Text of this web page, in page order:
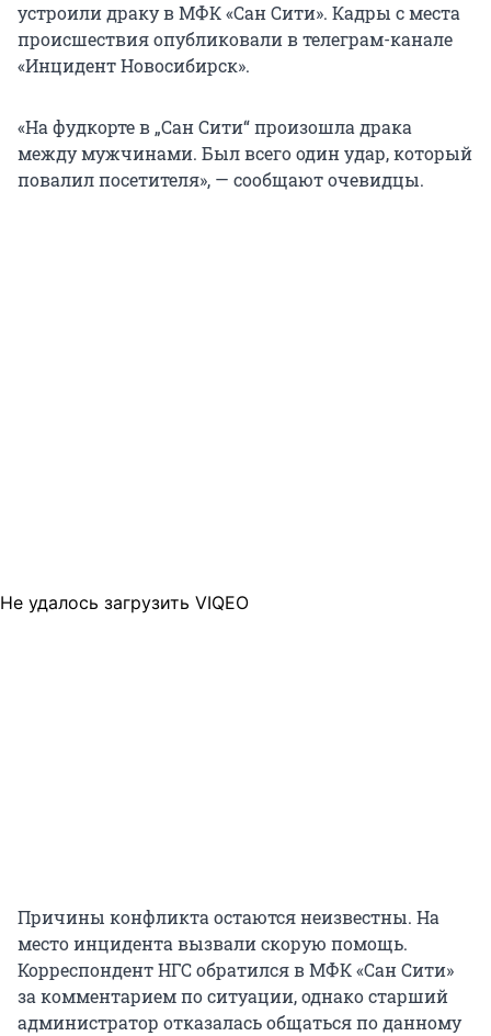
устроили драку в МФК «Сан Сити». Кадры с места
происшествия опубликовали в телеграм-канале
«Инцидент Новосибирск».
«На фудкорте в „Сан Сити“ произошла драка
между мужчинами. Был всего один удар, который
повалил посетителя», — сообщают очевидцы.
Не удалось загрузить VIQEO
Причины конфликта остаются неизвестны. На
место инцидента вызвали скорую помощь.
Корреспондент НГС обратился в МФК «Сан Сити»
за комментарием по ситуации, однако старший
администратор отказалась общаться по данному